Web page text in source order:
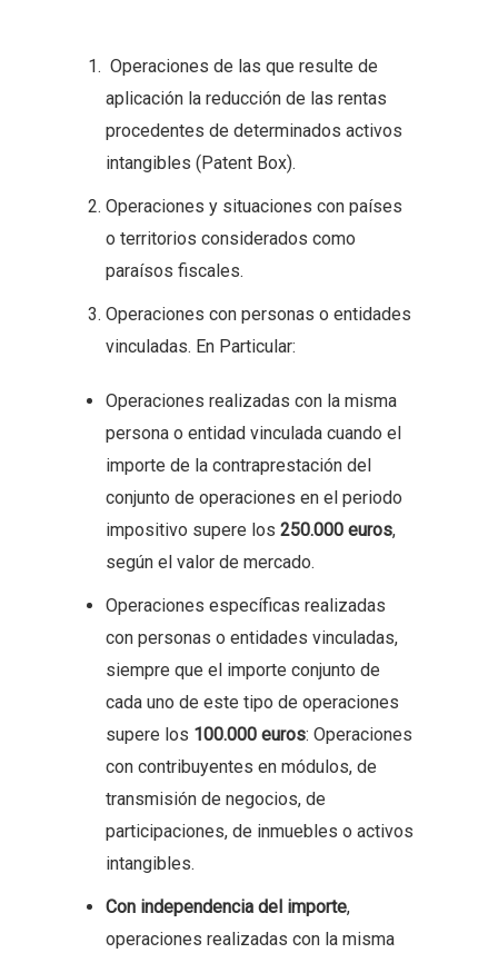
Operaciones de las que resulte de
aplicación la reducción de las rentas
procedentes de determinados activos
intangibles (Patent Box).
Operaciones y situaciones con países
o territorios considerados como
paraísos fiscales.
Operaciones con personas o entidades
vinculadas. En Particular:
Operaciones realizadas con la misma
persona o entidad vinculada cuando el
importe de la contraprestación del
conjunto de operaciones en el periodo
impositivo supere los 250.000 euros,
según el valor de mercado.
Operaciones específicas realizadas
con personas o entidades vinculadas,
siempre que el importe conjunto de
cada uno de este tipo de operaciones
supere los 100.000 euros: Operaciones
con contribuyentes en módulos, de
transmisión de negocios, de
participaciones, de inmuebles o activos
intangibles.
Con independencia del importe,
operaciones realizadas con la misma